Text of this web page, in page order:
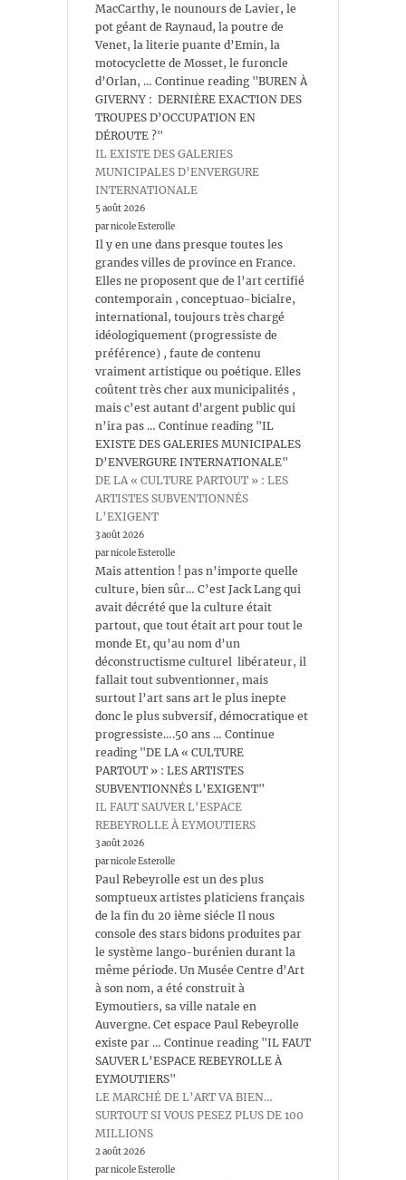
MacCarthy, le nounours de Lavier, le
pot géant de Raynaud, la poutre de
Venet, la literie puante d’Emin, la
motocyclette de Mosset, le furoncle
d’Orlan, … Continue reading "BUREN À
GIVERNY : DERNIÈRE EXACTION DES
TROUPES D’OCCUPATION EN
DÉROUTE ?"
IL EXISTE DES GALERIES
MUNICIPALES D’ENVERGURE
INTERNATIONALE
5 août 2026
par nicole Esterolle
Il y en une dans presque toutes les
grandes villes de province en France.
Elles ne proposent que de l’art certifié
contemporain , conceptuao-bicialre,
international, toujours très chargé
idéologiquement (progressiste de
préférence) , faute de contenu
vraiment artistique ou poétique. Elles
coûtent très cher aux municipalités ,
mais c’est autant d’argent public qui
n’ira pas … Continue reading "IL
EXISTE DES GALERIES MUNICIPALES
D’ENVERGURE INTERNATIONALE"
DE LA « CULTURE PARTOUT » : LES
ARTISTES SUBVENTIONNÉS
L’EXIGENT
3 août 2026
par nicole Esterolle
Mais attention ! pas n’importe quelle
culture, bien sûr… C’est Jack Lang qui
avait décrété que la culture était
partout, que tout était art pour tout le
monde Et, qu’au nom d’un
déconstructisme culturel libérateur, il
fallait tout subventionner, mais
surtout l’art sans art le plus inepte
donc le plus subversif, démocratique et
progressiste….50 ans … Continue
reading "DE LA « CULTURE
PARTOUT » : LES ARTISTES
SUBVENTIONNÉS L’EXIGENT"
IL FAUT SAUVER L’ESPACE
REBEYROLLE À EYMOUTIERS
3 août 2026
par nicole Esterolle
Paul Rebeyrolle est un des plus
somptueux artistes platiciens français
de la fin du 20 ième siécle Il nous
console des stars bidons produites par
le système lango-burénien durant la
même période. Un Musée Centre d’Art
à son nom, a été construit à
Eymoutiers, sa ville natale en
Auvergne. Cet espace Paul Rebeyrolle
existe par … Continue reading "IL FAUT
SAUVER L’ESPACE REBEYROLLE À
EYMOUTIERS"
LE MARCHÉ DE L’ART VA BIEN…
SURTOUT SI VOUS PESEZ PLUS DE 100
MILLIONS
2 août 2026
par nicole Esterolle